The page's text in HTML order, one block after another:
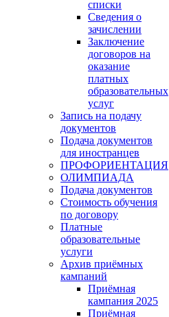
списки
Сведения о
зачислении
Заключение
договоров на
оказание
платных
образовательных
услуг
Запись на подачу
документов
Подача документов
для иностранцев
ПРОФОРИЕНТАЦИЯ
ОЛИМПИАДА
Подача документов
Стоимость обучения
по договору
Платные
образовательные
услуги
Архив приёмных
кампаний
Приёмная
кампания 2025
Приёмная